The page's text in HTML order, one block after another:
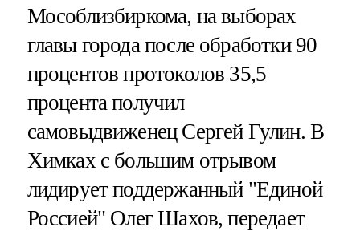
Мособлизбиркома, на выборах
главы города после обработки 90
процентов протоколов 35,5
процента получил
самовыдвиженец Сергей Гулин. В
Химках с большим отрывом
лидирует поддержанный "Единой
Россией" Олег Шахов, передает